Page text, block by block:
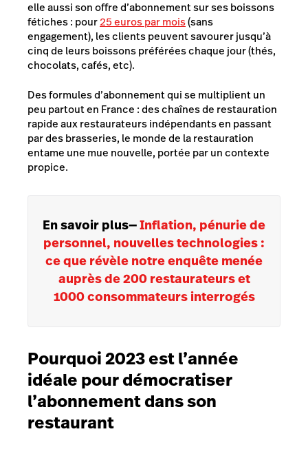
elle aussi son offre d’abonnement sur ses boissons
fétiches : pour25 euros par mois(sans
engagement), les clients peuvent savourer jusqu’à
cinq de leurs boissons préférées chaque jour (thés,
chocolats, cafés, etc).
Des formules d’abonnement qui se multiplient un
peu partout en France : des chaînes de restauration
rapide aux restaurateurs indépendants en passant
par des brasseries, le monde de la restauration
entame une mue nouvelle, portée par un contexte
propice.
En savoir plus—Inflation, pénurie de
personnel, nouvelles technologies :
ce que révèle notre enquête menée
auprès de 200 restaurateurs et
1000 consommateurs interrogés
Pourquoi 2023 est l’année
idéale pour démocratiser
l’abonnement dans son
restaurant